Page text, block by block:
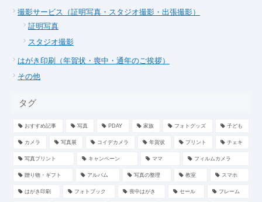
撮影サービス（証明写真・スタジオ撮影・出張撮影）
証明写真
スタジオ撮影
はがき印刷（年賀状・喪中・通年のご挨拶）
その他
タグ
おすすめ記事 写真 PDAY 家族 フォトグッズ 子ども
カメラ 写真展 コイデカメラ 年賀状 プリント チェキ
写真プリント キャンペーン ママ フィルムカメラ
贈り物・ギフト アルバム 写真の整理 教室 スマホ
はがき印刷 フォトブック 喪中はがき セール フレーム